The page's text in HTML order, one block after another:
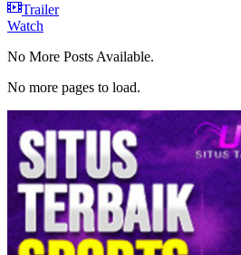
Trailer
Watch
No More Posts Available.
No more pages to load.